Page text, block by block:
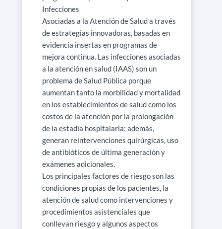
Infecciones
Asociadas a la Atención de Salud a través
de estrategias innovadoras, basadas en
evidencia insertas en programas de
mejora continua. Las infecciones asociadas
a la atención en salud (IAAS) son un
problema de Salud Pública porque
aumentan tanto la morbilidad y mortalidad
en los establecimientos de salud como los
costos de la atención por la prolongación
de la estadía hospitalaria; además,
generan reintervenciones quirúrgicas, uso
de antibióticos de última generación y
exámenes adicionales.
Los principales factores de riesgo son las
condiciones propias de los pacientes, la
atención de salud como intervenciones y
procedimientos asistenciales que
conllevan riesgo y algunos aspectos